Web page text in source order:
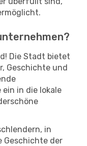
Die Stadt bietet
Geschichte und
in die lokale
in
Geschichte der